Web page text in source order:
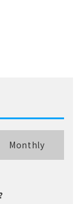
Monthly